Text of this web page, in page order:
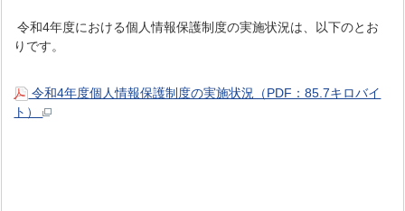
令和4年度における個人情報保護制度の実施状況は、以下のとお
りです。
令和4年度個人情報保護制度の実施状況（PDF：85.7キロバイ
ト）